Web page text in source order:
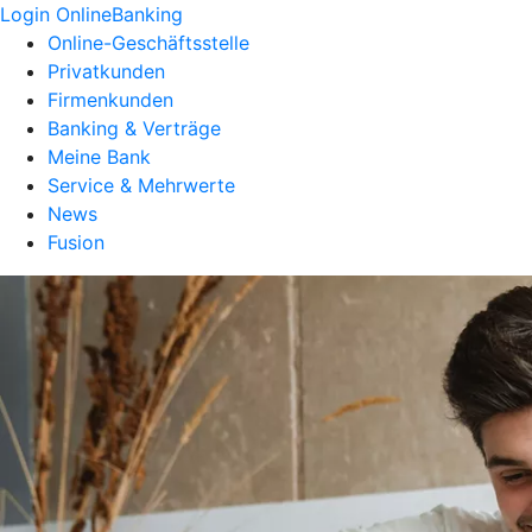
Login OnlineBanking
Online-Geschäftsstelle
Privatkunden
Firmenkunden
Banking & Verträge
Meine Bank
Service & Mehrwerte
News
Fusion